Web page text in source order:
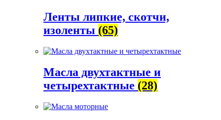
Ленты липкие, скотчи,
изоленты (65)
Масла двухтактные и
четырехтактные (28)